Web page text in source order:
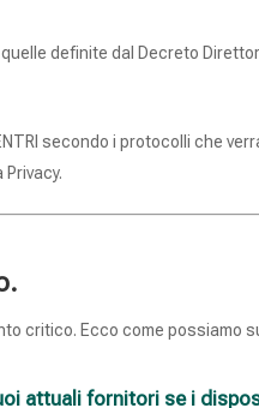
definite dal Decreto
secondo i protocolli che
critico. Ecco come possiamo
attuali fornitori se i